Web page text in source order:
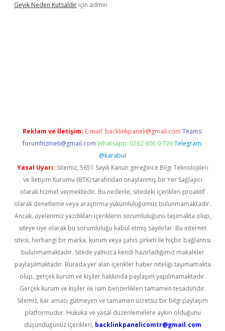
Geyik Neden Kutsaldır için admin
Reklam ve İletişim: E-mail: backlinkpaneli@gmail.com Teams:
forumhizmeti@gmail.com Whatsapp: 0262 606 0 726 Telegram:
@karabul
Yasal Uyarı: Sitemiz, 5651 Sayılı Kanun gereğince Bilgi Teknolojileri
ve İletişim Kurumu (BTK) tarafından onaylanmış bir Yer Sağlayıcı
olarak hizmet vermektedir. Bu nedenle, sitedeki içerikleri proaktif
olarak denetleme veya araştırma yükümlülüğümüz bulunmamaktadır.
Ancak, üyelerimiz yazdıkları içeriklerin sorumluluğunu taşımakta olup,
siteye üye olarak bu sorumluluğu kabul etmiş sayılırlar. Bu internet
sitesi, herhangi bir marka, kurum veya şahıs şirketi ile hiçbir bağlantısı
bulunmamaktadır. Sitede yalnızca kendi hazırladığımız makaleler
paylaşılmaktadır. Burada yer alan içerikler haber niteliği taşımamakta
olup, gerçek kurum ve kişiler hakkında paylaşım yapılmamaktadır.
Gerçek kurum ve kişiler ile isim benzerlikleri tamamen tesadüfidir.
Sitemiz, kar amacı gütmeyen ve tamamen ücretsiz bir bilgi paylaşım
platformudur. Hukuka ve yasal düzenlemelere aykırı olduğunu
düşündüğünüz içerikleri, backlinkpanelicomtr@gmail.com